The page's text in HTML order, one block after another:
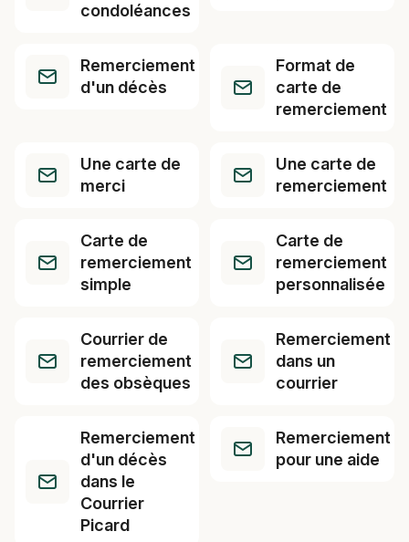
condoléances
Remerciement
d'un décès
Format de
carte de
remerciement
Une carte de
merci
Une carte de
remerciement
Carte de
remerciement
simple
Carte de
remerciement
personnalisée
Courrier de
remerciement
des obsèques
Remerciement
dans un
courrier
Remerciement
d'un décès
dans le
Courrier
Picard
Remerciement
pour une aide